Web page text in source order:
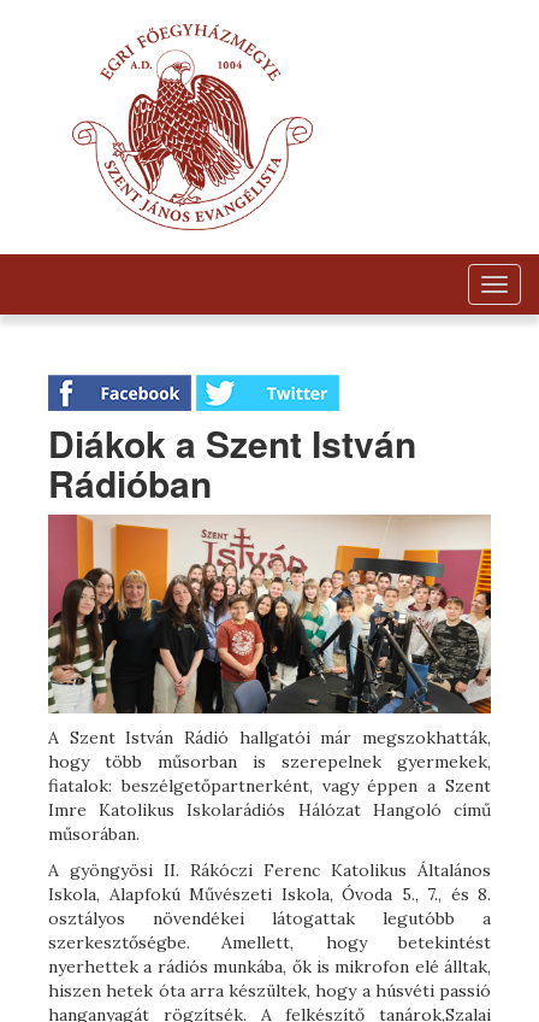
Diákok a Szent István
Rádióban
A Szent István Rádió hallgatói már megszokhatták,
hogy több műsorban is szerepelnek gyermekek,
fiatalok: beszélgetőpartnerként, vagy éppen a Szent
Imre Katolikus Iskolarádiós Hálózat Hangoló című
műsorában.
A gyöngyösi II. Rákóczi Ferenc Katolikus Általános
Iskola, Alapfokú Művészeti Iskola, Óvoda 5., 7., és 8.
osztályos növendékei látogattak legutóbb a
szerkesztőségbe. Amellett, hogy betekintést
nyerhettek a rádiós munkába, ők is mikrofon elé álltak,
hiszen hetek óta arra készültek, hogy a húsvéti passió
hanganyagát rögzítsék. A felkészítő tanárok,Szalai